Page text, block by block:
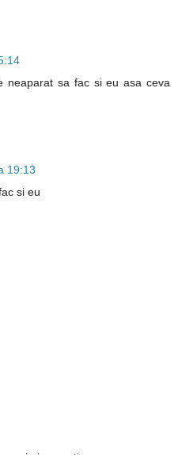
neaparat sa fac si eu asa ceva
19:13
si eu